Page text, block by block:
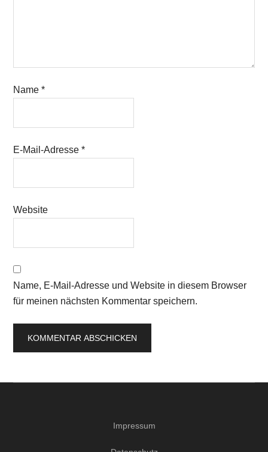
Name*
E-Mail-Adresse*
Website
Name, E-Mail-Adresse und Website in diesem Browser
für meinen nächsten Kommentar speichern.
Impressum